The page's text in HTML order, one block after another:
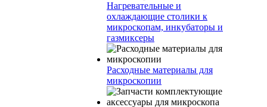
Нагревательные и
охлаждающие столики к
микроскопам, инкубаторы и
газмиксеры
Расходные материалы для
микроскопии